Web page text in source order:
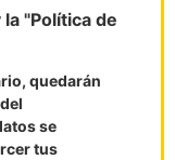
"Política de
quedarán
se
tus